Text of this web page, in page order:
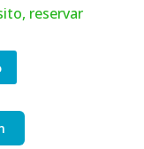
reservar